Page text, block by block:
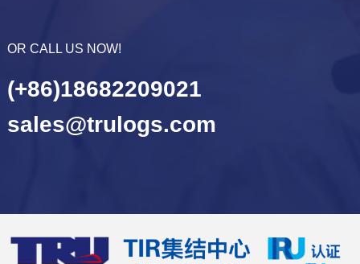
(+86)18682209021
sales@trulogs.com
OR CALL US NOW!